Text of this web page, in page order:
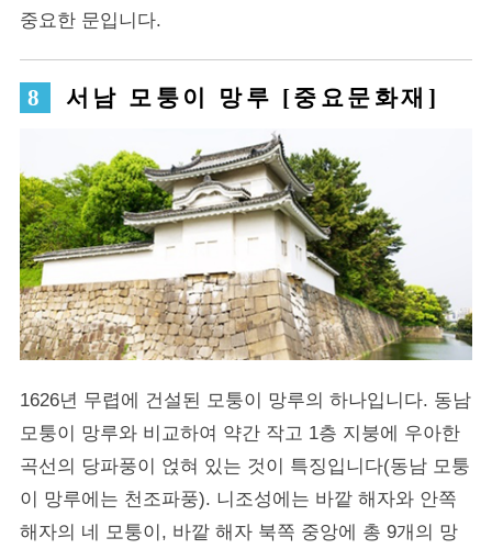
중요한 문입니다.
서남 모퉁이 망루 [중요문화재]
1626년 무렵에 건설된 모퉁이 망루의 하나입니다. 동남
모퉁이 망루와 비교하여 약간 작고 1층 지붕에 우아한
곡선의 당파풍이 얹혀 있는 것이 특징입니다(동남 모퉁
이 망루에는 천조파풍). 니조성에는 바깥 해자와 안쪽
해자의 네 모퉁이, 바깥 해자 북쪽 중앙에 총 9개의 망